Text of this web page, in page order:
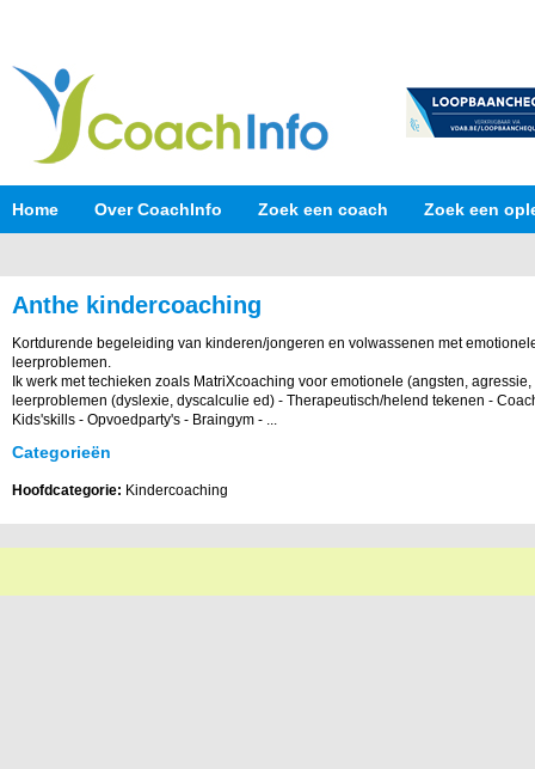
Home Over CoachInfo Zoek een coach Zoek een
Anthe kindercoaching
Kortdurende begeleiding van kinderen/jongeren en volwassenen met
leerproblemen.
Ik werk met techieken zoals MatriXcoaching voor emotionele (angsten,
leerproblemen (dyslexie, dyscalculie ed) - Therapeutisch/helend tekenen -
Kids'skills - Opvoedparty's - Braingym - ...
Categorieën
Hoofdcategorie: Kindercoaching